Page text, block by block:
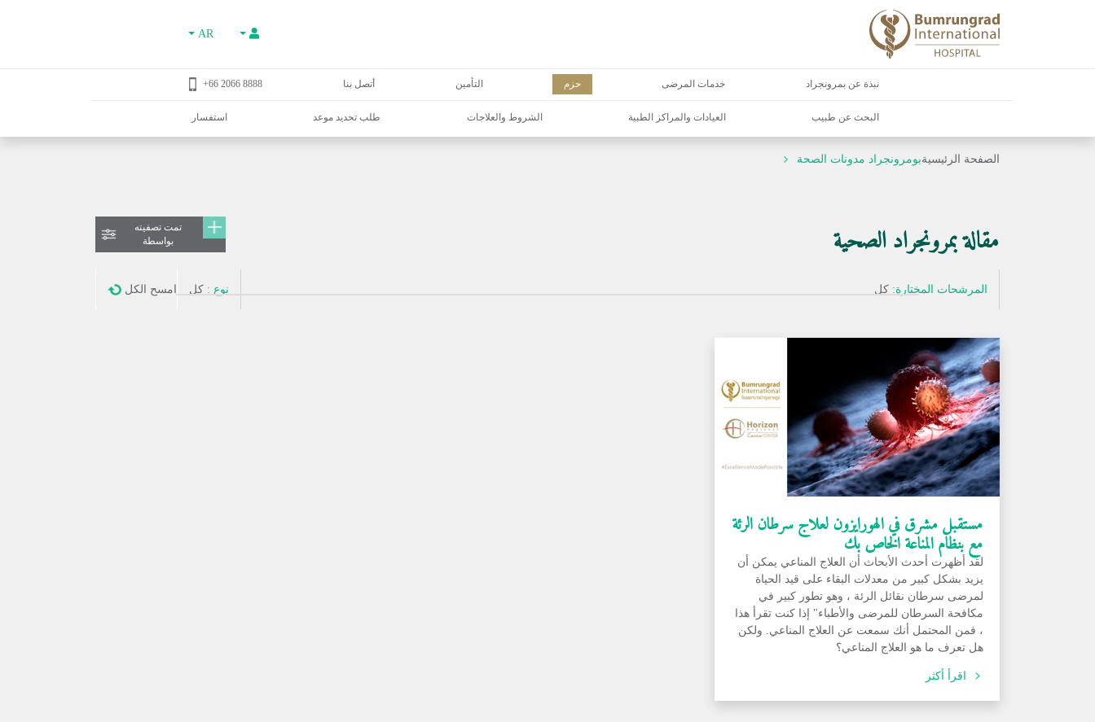
AR
نبذة عن بمرونجراد خدمات المرضى حزم التأمين أتصل بنا 8888 2066 66+
البحث عن طبيب العيادات والمراكز الطبية الشروط والعلاجات طلب تحديد موعد استفسار
الصفحة الرئيسيةبومرونجراد مدونات الصحة
مقالة بمرونجراد الصحية
تمت تصفيته
بواسطة
المرشحات المختارة: كل نوع : كل امسح الكل
مستقبل مشرق في الهورايزون لعلاج سرطان الرئة
مع بنظام المناعة الخاص بك
لقد أظهرت أحدث الأبحاث أن العلاج المناعي يمكن أن
يزيد بشكل كبير من معدلات البقاء على قيد الحياة
لمرضى سرطان نقائل الرئة ، وهو تطور كبير في
مكافحة السرطان للمرضى والأطباء" إذا كنت تقرأ هذا
، فمن المحتمل أنك سمعت عن العلاج المناعي. ولكن
هل تعرف ما هو العلاج المناعي؟
اقرأ أكثر